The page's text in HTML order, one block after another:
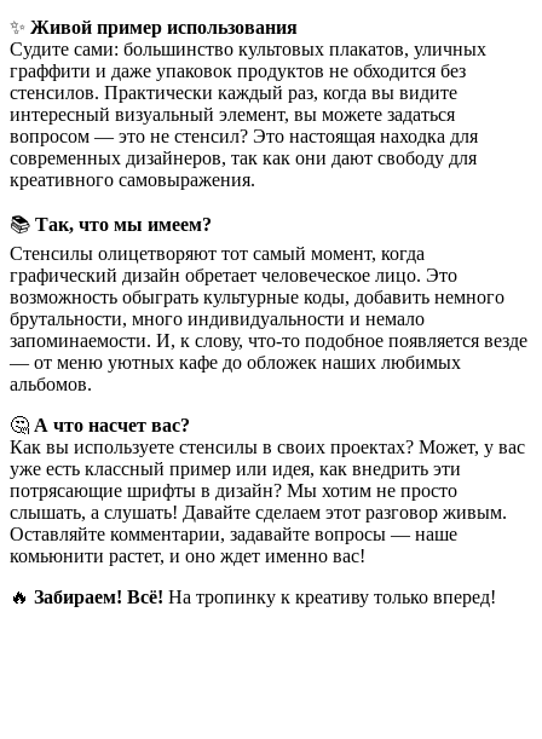
✨ Живой пример использования
Судите сами: большинство культовых плакатов, уличных
граффити и даже упаковок продуктов не обходится без
стенсилов. Практически каждый раз, когда вы видите
интересный визуальный элемент, вы можете задаться
вопросом — это не стенсил? Это настоящая находка для
современных дизайнеров, так как они дают свободу для
креативного самовыражения.
📚 Так, что мы имеем?
Стенсилы олицетворяют тот самый момент, когда
графический дизайн обретает человеческое лицо. Это
возможность обыграть культурные коды, добавить немного
брутальности, много индивидуальности и немало
запоминаемости. И, к слову, что-то подобное появляется везде
— от меню уютных кафе до обложек наших любимых
альбомов.
🤔 А что насчет вас?
Как вы используете стенсилы в своих проектах? Может, у вас
уже есть классный пример или идея, как внедрить эти
потрясающие шрифты в дизайн? Мы хотим не просто
слышать, а слушать! Давайте сделаем этот разговор живым.
Оставляйте комментарии, задавайте вопросы — наше
комьюнити растет, и оно ждет именно вас!
🔥 Забираем! Всё! На тропинку к креативу только вперед!